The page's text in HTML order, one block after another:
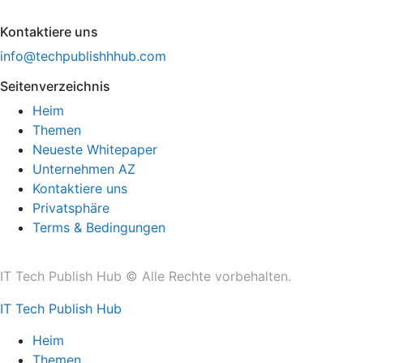
Kontaktiere uns
info@techpublishhhub.com
Seitenverzeichnis
Heim
Themen
Neueste Whitepaper
Unternehmen AZ
Kontaktiere uns
Privatsphäre
Terms & Bedingungen
IT Tech Publish Hub © Alle Rechte vorbehalten.
IT Tech Publish Hub
Heim